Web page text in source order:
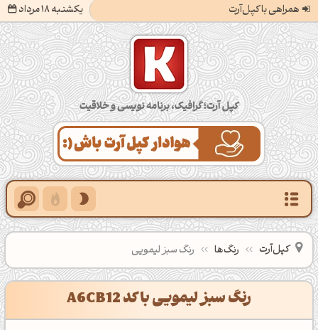
همراهی با کپل‌آرت یکشنبه 18 مرداد کپل‌آرت؛ گرافیک، برنامه‌نویسی و خلاقیت
کپل‌آرت رنگ‌ها رنگ سبز لیمویی
رنگ سبز لیمویی با کد A6CB12